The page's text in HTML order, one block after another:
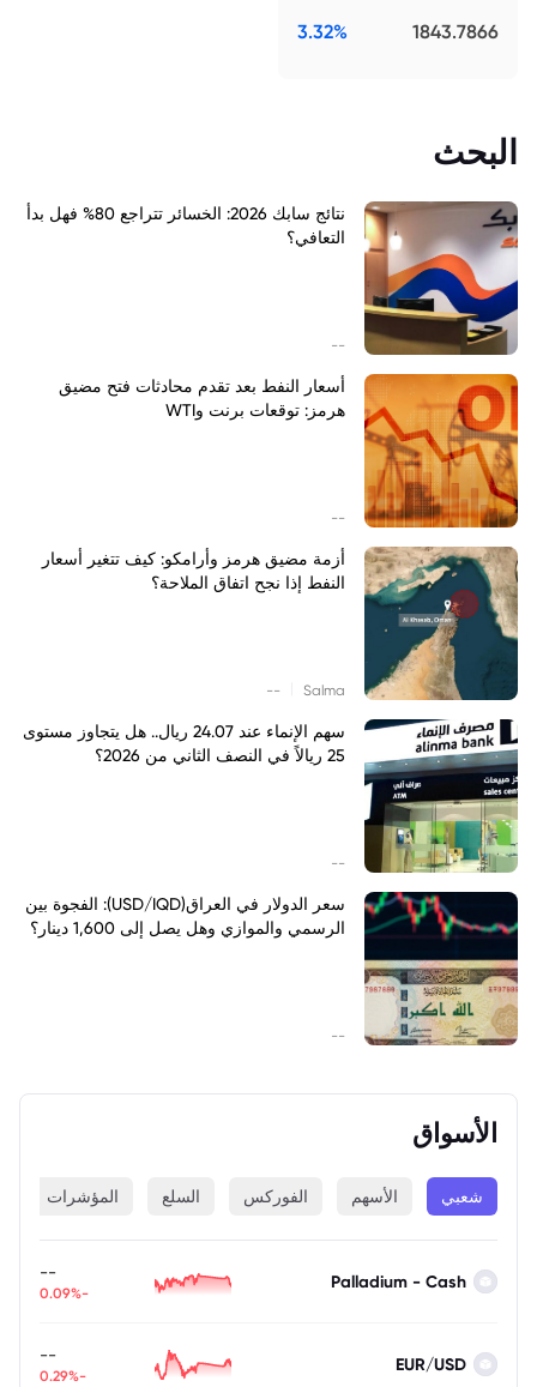
1843.7866
3.32%
البحث
نتائج سابك 2026: الخسائر تتراجع 80% فهل بدأ
التعافي؟
--
أسعار النفط بعد تقدم محادثات فتح مضيق
هرمز: توقعات برنت وWTI
--
أزمة مضيق هرمز وأرامكو: كيف تتغير أسعار
النفط إذا نجح اتفاق الملاحة؟
Salma
--
سهم الإنماء عند 24.07 ريال.. هل يتجاوز مستوى
25 ريالاً في النصف الثاني من 2026؟
--
سعر الدولار في العراق(USD/IQD): الفجوة بين
الرسمي والموازي وهل يصل إلى 1,600 دينار؟
--
الأسواق
شعبي الأسهم الفوركس السلع المؤشرات
Palladium - Cash
--
-0.09%
EUR/USD
--
-0.29%